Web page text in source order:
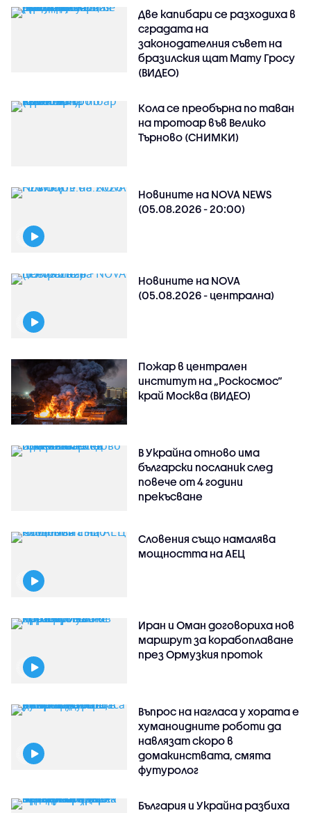
Две капибари се разходиха в
сградата на
законодателния съвет на
бразилския щат Мату Гросу
(ВИДЕО)
Кола се преобърна по таван
на тротоар във Велико
Търново (СНИМКИ)
Новините на NOVA NEWS
(05.08.2026 - 20:00)
Новините на NOVA
(05.08.2026 - централна)
Пожар в централен
институт на „Роскосмос“
край Москва (ВИДЕО)
В Украйна отново има
български посланик след
повече от 4 години
прекъсване
Словения също намалява
мощността на АЕЦ
Иран и Оман договориха нов
маршрут за корабоплаване
през Ормузкия проток
Въпрос на нагласа у хората е
хуманоидните роботи да
навлязат скоро в
домакинствата, смята
футуролог
България и Украйна разбиха